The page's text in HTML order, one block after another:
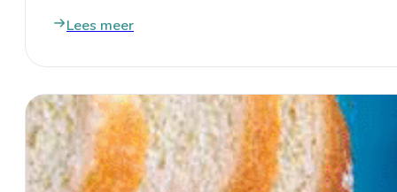
Lees meer